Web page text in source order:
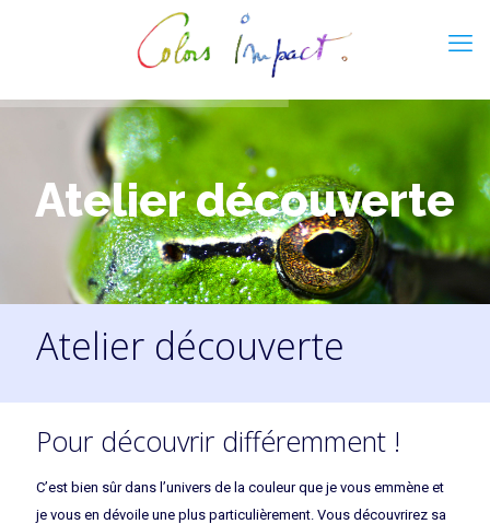
Atelier découverte
Atelier découverte
Pour découvrir différemment !
C’est bien sûr dans l’univers de la couleur que je vous emmène et
je vous en dévoile une plus particulièrement. Vous découvrirez sa